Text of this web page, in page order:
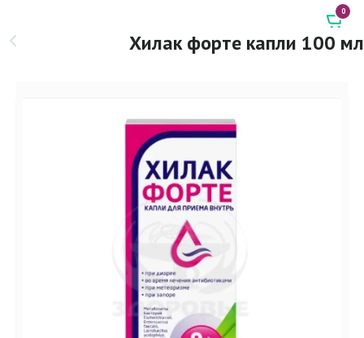
Хилак форте капли 100 мл
0